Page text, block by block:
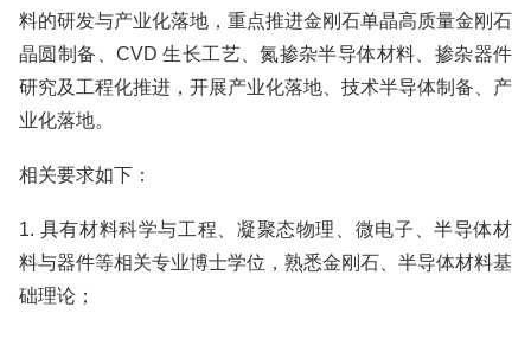
料的研发与产业化落地，重点推进金刚石单晶高质量金刚石
晶圆制备、CVD 生长工艺、氮掺杂半导体材料、掺杂器件
研究及工程化推进，开展产业化落地、技术半导体制备、产
业化落地。
相关要求如下：
1. 具有材料科学与工程、凝聚态物理、微电子、半导体材
料与器件等相关专业博士学位，熟悉金刚石、半导体材料基
础理论；